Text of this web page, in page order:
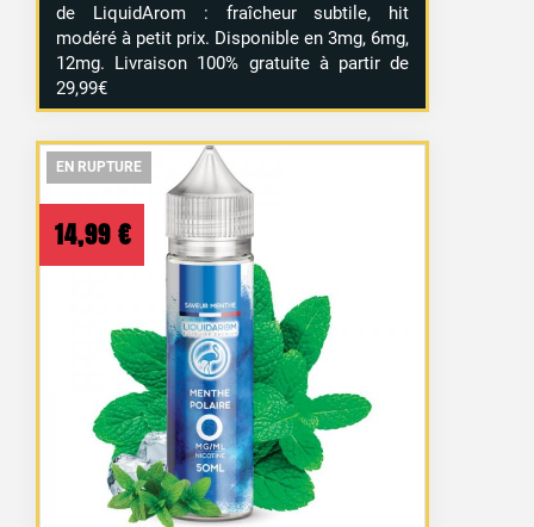
de LiquidArom : fraîcheur subtile, hit
modéré à petit prix. Disponible en 3mg, 6mg,
12mg. Livraison 100% gratuite à partir de
29,99€
EN RUPTURE
EN RUPTURE
14,99 €
EN RUPTURE